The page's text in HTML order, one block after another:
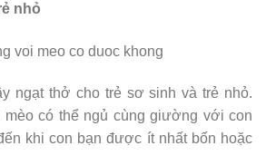
nhỏ
ngạt thở cho trẻ sơ sinh và trẻ nhỏ.
mèo có thể ngủ cùng giường với con
khi con bạn được ít nhất bốn hoặc